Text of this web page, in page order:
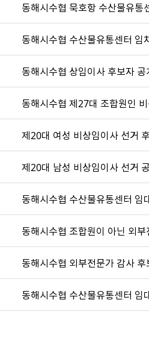
동해시수협 묵호항 수산물유통
동해시수협 수산물유통센터 임
동해시수협 상임이사 후보자
동해시수협 제27대 조합원인
제20대 여성 비상임이사 선거
제20대 남성 비상임이사 선거
동해시수협 수산물유통센터 임
동해시수협 조합원이 아닌 외
동해시수협 외부전문가 감사
동해시수협 수산물유통센터 임